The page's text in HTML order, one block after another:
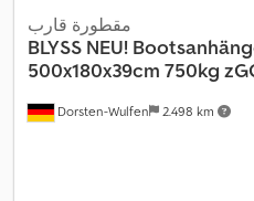
Dorsten-Wulfen 2.498 km
مقطورة قارب
BLYSS NEU!
500x180x39cm 750kg